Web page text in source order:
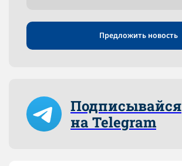
Предложить новость
Подписывайся
на Telegram